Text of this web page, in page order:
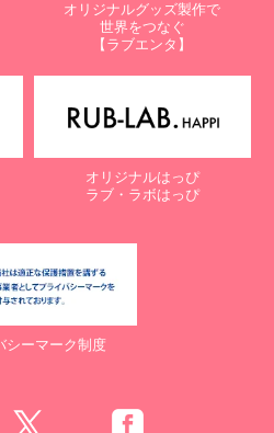
オリジナルグッズ製作で
世界をつなぐ
【ラブエンタ】
オリジナルはっぴ
ラブ・ラボはっぴ
シーマーク制度